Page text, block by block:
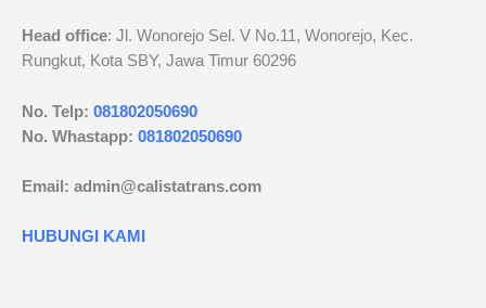
Head office: Jl. Wonorejo Sel. V No.11, Wonorejo, Kec.
Rungkut, Kota SBY, Jawa Timur 60296
No. Telp: 081802050690
No. Whastapp: 081802050690
Email: admin@calistatrans.com
HUBUNGI KAMI